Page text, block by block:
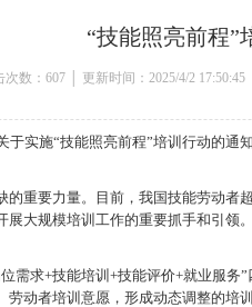
“技能照亮前程”
次数： 607│ 更新时间：2025/4/2 17:50:45
实施“技能照亮前程”培训行动的
重要力量。目前，我国技能劳动
大规模培训工作的重要抓手和引
需求+技能培训+技能评价+就业服
动者培训意愿，形成动态调整的培